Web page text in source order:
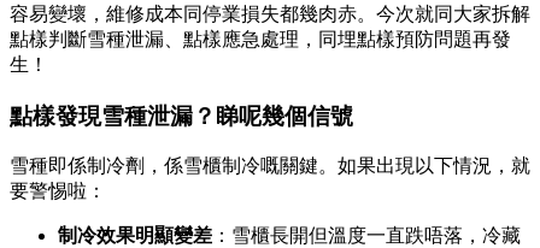
容易變壞，維修成本同停業損失都幾肉赤。今次就同大家拆解
點樣判斷雪種泄漏、點樣應急處理，同埋點樣預防問題再發
生！
點樣發現雪種泄漏？睇呢幾個信號
雪種即係制冷劑，係雪櫃制冷嘅關鍵。如果出現以下情況，就
要警惕啦：
制冷效果明顯變差 ：雪櫃長開但溫度一直跌唔落，冷藏